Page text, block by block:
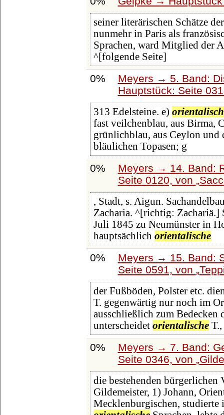
seiner literärischen Schätze
nunmehr in Paris als
Sprachen, ward Mitglied der
^[folgende Seite]
0%
Meyers → 5. Band:
Hauptstück: Seite
313 Edelsteine. e)
fast veilchenblau, aus Birma,
grünlichblau, aus Ceylon
bläulichen Topasen; g
0%
Meyers → 14. Band:
Seite 0120, von
, Stadt, s. Aigun.
Zacharia. ^[richtig: Zachariä.]
Juli 1845 zu Neumünster in
hauptsächlich orientalische
0%
Meyers → 15. Band:
Seite 0591, von
der Fußböden, Polster etc.
T. gegenwärtig nur noch im
ausschließlich zum Bedecken
unterscheidet orientalischeT.,
0%
Meyers → 7. Band:
Seite 0346, von
die bestehenden bürgerlichen
Gildemeister, 1) Johann,
Mecklenburgischen,